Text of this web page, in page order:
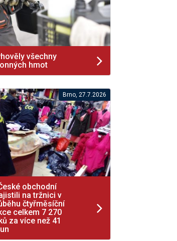
všechny
hmot
Brno, 27.7.2026
obchodní
na tržnici v
čtyřměsíční
celkem 7 270
za více než 41